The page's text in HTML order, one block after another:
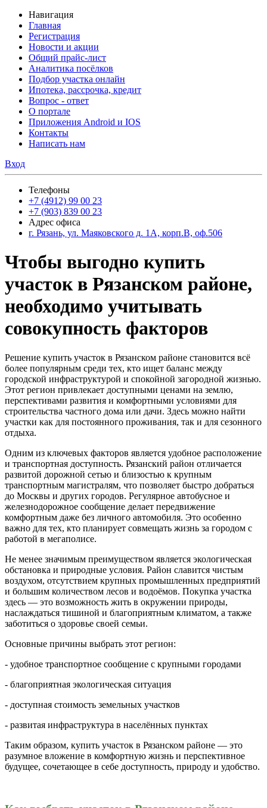
Навигация
Главная
Регистрация
Новости и акции
Общий прайс-лист
Аналитика посёлков
Подбор участка онлайн
Ипотека, рассрочка, кредит
Вопрос - ответ
О портале
Приложения Android и IOS
Контакты
Написать нам
Вход
Телефоны
+7 (4912) 99 00 23
+7 (903) 839 00 23
Адрес офиса
г. Рязань, ул. Маяковского д. 1А, корп.В, оф.506
Чтобы выгодно купить
участок в Рязанском районе,
необходимо учитывать
совокупность факторов
Решение купить участок в Рязанском районе становится всё
более популярным среди тех, кто ищет баланс между
городской инфраструктурой и спокойной загородной жизнью.
Этот регион привлекает доступными ценами на землю,
перспективами развития и комфортными условиями для
строительства частного дома или дачи. Здесь можно найти
участки как для постоянного проживания, так и для сезонного
отдыха.
Одним из ключевых факторов является удобное расположение
и транспортная доступность. Рязанский район отличается
развитой дорожной сетью и близостью к крупным
транспортным магистралям, что позволяет быстро добраться
до Москвы и других городов. Регулярное автобусное и
железнодорожное сообщение делает передвижение
комфортным даже без личного автомобиля. Это особенно
важно для тех, кто планирует совмещать жизнь за городом с
работой в мегаполисе.
Не менее значимым преимуществом является экологическая
обстановка и природные условия. Район славится чистым
воздухом, отсутствием крупных промышленных предприятий
и большим количеством лесов и водоёмов. Покупка участка
здесь — это возможность жить в окружении природы,
наслаждаться тишиной и благоприятным климатом, а также
заботиться о здоровье своей семьи.
Основные причины выбрать этот регион:
- удобное транспортное сообщение с крупными городами
- благоприятная экологическая ситуация
- доступная стоимость земельных участков
- развитая инфраструктура в населённых пунктах
Таким образом, купить участок в Рязанском районе — это
разумное вложение в комфортную жизнь и перспективное
будущее, сочетающее в себе доступность, природу и удобство.